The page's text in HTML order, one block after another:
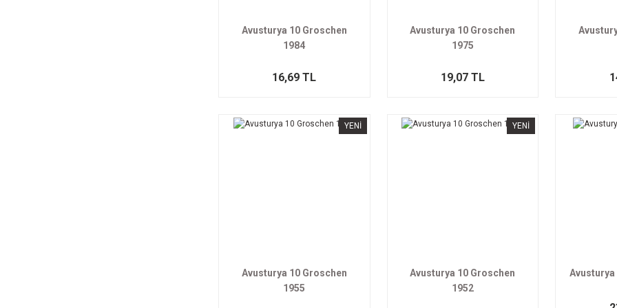
Avusturya 10 Groschen
1984
16,69 TL
Avusturya 10 Groschen
1975
19,07 TL
YENİ
Avusturya 10 Groschen
1955
YENİ
Avusturya 10 Groschen
1952
Avusturya